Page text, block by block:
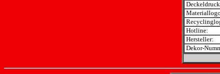
Hotline:
Hersteller:
Dekor-